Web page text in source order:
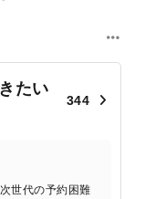
たい
344
世代の予約困難